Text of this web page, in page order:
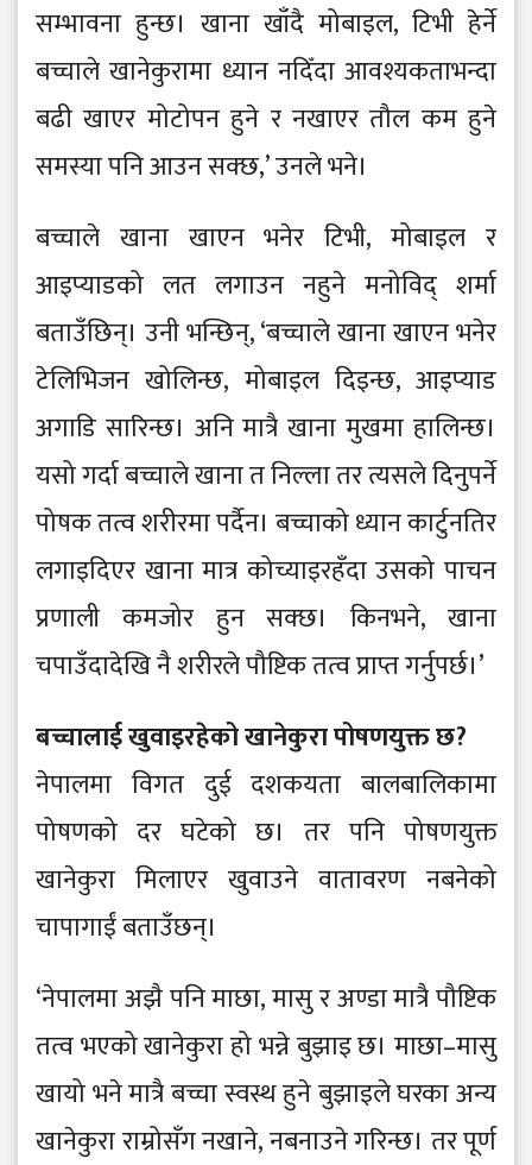
सम्भावना हुन्छ। खाना खाँदै मोबाइल, टिभी हेर्ने
बच्चाले खानेकुरामा ध्यान नदिँदा आवश्यकताभन्दा
बढी खाएर मोटोपन हुने र नखाएर तौल कम हुने
समस्या पनि आउन सक्छ,’ उनले भने।
बच्चाले खाना खाएन भनेर टिभी, मोबाइल र
आइप्याडको लत लगाउन नहुने मनोविद् शर्मा
बताउँछिन्। उनी भन्छिन्, ‘बच्चाले खाना खाएन भनेर
टेलिभिजन खोलिन्छ, मोबाइल दिइन्छ, आइप्याड
अगाडि सारिन्छ। अनि मात्रै खाना मुखमा हालिन्छ।
यसो गर्दा बच्चाले खाना त निल्ला तर त्यसले दिनुपर्ने
पोषक तत्व शरीरमा पर्दैन। बच्चाको ध्यान कार्टुनतिर
लगाइदिएर खाना मात्र कोच्याइरहँदा उसको पाचन
प्रणाली कमजोर हुन सक्छ। किनभने, खाना
चपाउँदादेखि नै शरीरले पौष्टिक तत्व प्राप्त गर्नुपर्छ।’
बच्चालाई खुवाइरहेको खानेकुरा पोषणयुक्त छ?
नेपालमा विगत दुई दशकयता बालबालिकामा
पोषणको दर घटेको छ। तर पनि पोषणयुक्त
खानेकुरा मिलाएर खुवाउने वातावरण नबनेको
चापागाईं बताउँछन्।
‘नेपालमा अझै पनि माछा, मासु र अण्डा मात्रै पौष्टिक
तत्व भएको खानेकुरा हो भन्ने बुझाइ छ। माछा–मासु
खायो भने मात्रै बच्चा स्वस्थ हुने बुझाइले घरका अन्य
खानेकुरा राम्रोसँग नखाने, नबनाउने गरिन्छ। तर पूर्ण